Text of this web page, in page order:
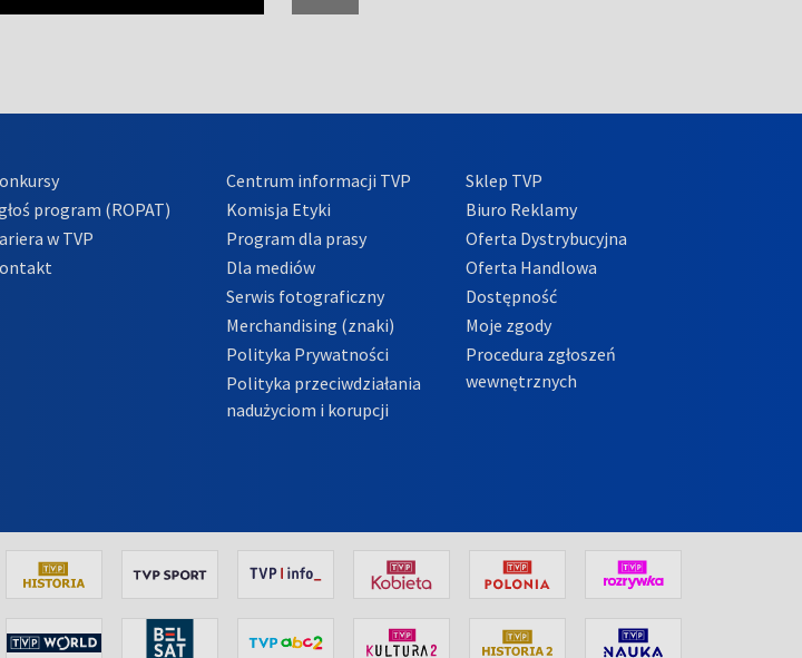
program (ROPAT)
w TVP
Centrum informacji TVP
Komisja Etyki
Program dla prasy
Dla mediów
Serwis fotograficzny
Merchandising (znaki)
Polityka Prywatności
Polityka przeciwdziałania
nadużyciom i korupcji
Sklep TVP
Biuro Reklamy
Oferta Dystrybucyjna
Oferta Handlowa
Dostępność
Moje zgody
Procedura zgłoszeń
wewnętrznych